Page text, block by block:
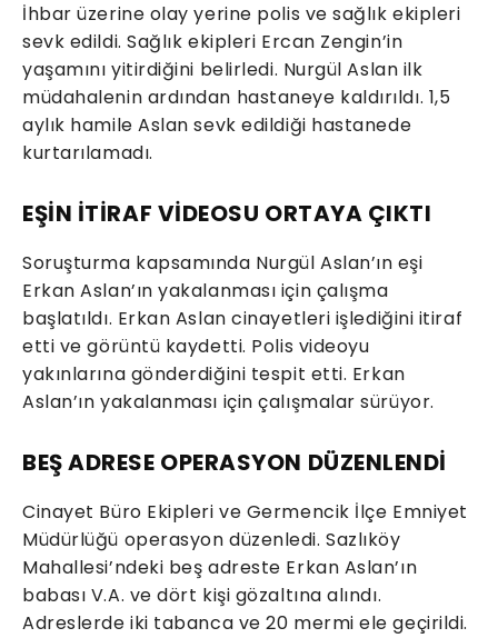
İhbar üzerine olay yerine polis ve sağlık ekipleri
sevk edildi. Sağlık ekipleri Ercan Zengin’in
yaşamını yitirdiğini belirledi. Nurgül Aslan ilk
müdahalenin ardından hastaneye kaldırıldı. 1,5
aylık hamile Aslan sevk edildiği hastanede
kurtarılamadı.
EŞİN İTİRAF VİDEOSU ORTAYA ÇIKTI
Soruşturma kapsamında Nurgül Aslan’ın eşi
Erkan Aslan’ın yakalanması için çalışma
başlatıldı. Erkan Aslan cinayetleri işlediğini itiraf
etti ve görüntü kaydetti. Polis videoyu
yakınlarına gönderdiğini tespit etti. Erkan
Aslan’ın yakalanması için çalışmalar sürüyor.
BEŞ ADRESE OPERASYON DÜZENLENDİ
Cinayet Büro Ekipleri ve Germencik İlçe Emniyet
Müdürlüğü operasyon düzenledi. Sazlıköy
Mahallesi’ndeki beş adreste Erkan Aslan’ın
babası V.A. ve dört kişi gözaltına alındı.
Adreslerde iki tabanca ve 20 mermi ele geçirildi.